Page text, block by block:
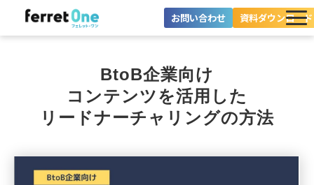
お問い合わせ 資料ダウンロード
ツール・機能一覧
目的別に探す
導入事例
BtoB企業向け
コンテンツを活用した
リードナーチャリングの方法